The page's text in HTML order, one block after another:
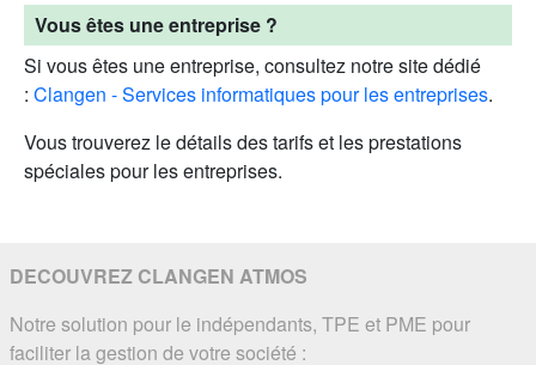
Vous êtes une entreprise ?
Si vous êtes une entreprise, consultez notre site dédié
: Clangen - Services informatiques pour les entreprises.
Vous trouverez le détails des tarifs et les prestations
spéciales pour les entreprises.
DECOUVREZ CLANGEN ATMOS
Notre solution pour le indépendants, TPE et PME pour
faciliter la gestion de votre société :